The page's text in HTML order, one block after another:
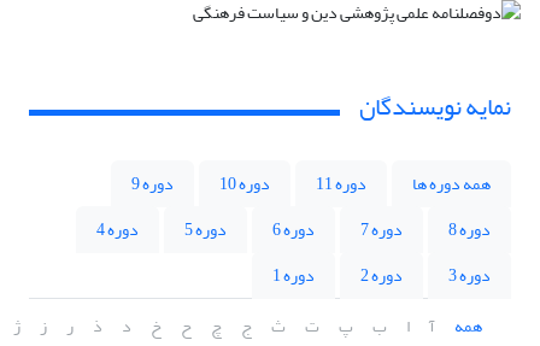
نمایه نویسندگان
همه دوره ها دوره 11 دوره 10
دوره 9
دوره 8
دوره 7 دوره 6 دوره 5
دوره 4
دوره 3
دوره 2
دوره 1
همه
آ ا ب پ ت ث ج چ ح خ د ذ ر ز ژ